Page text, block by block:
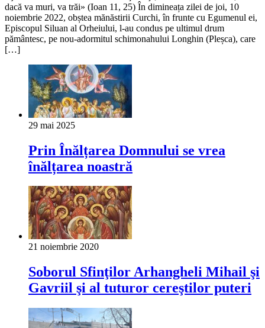
dacă va muri, va trăi» (Ioan 11, 25) În dimineața zilei de joi, 10
noiembrie 2022, obștea mănăstirii Curchi, în frunte cu Egumenul ei,
Episcopul Siluan al Orheiului, l-au condus pe ultimul drum
pământesc, pe nou-adormitul schimonahului Longhin (Pleșca), care
[…]
29 mai 2025
Prin Înălțarea Domnului se vrea
înălțarea noastră
21 noiembrie 2020
Soborul Sfinţilor Arhangheli Mihail şi
Gavriil şi al tuturor cereştilor puteri